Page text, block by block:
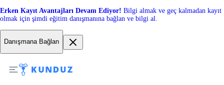
Erken Kayıt Avantajları Devam Ediyor! Bilgi almak ve geç kalmadan kayıt
olmak için şimdi eğitim danışmanına bağlan ve bilgi al.
Danışmana Bağlan